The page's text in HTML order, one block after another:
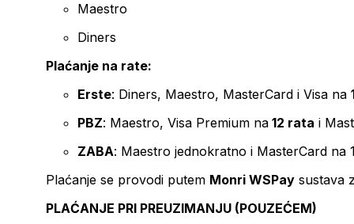
Maestro
Diners
Plaćanje na rate:
Erste: Diners, Maestro, MasterCard i Visa na
PBZ: Maestro, Visa Premium na 12 rata i
ZABA: Maestro jednokratno i MasterCard na
Plaćanje se provodi putem Monri WSPay sustava
PLAĆANJE PRI PREUZIMANJU (POUZEĆEM)